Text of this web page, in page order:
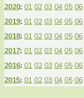
2020: 01 02 03 04 05 06
2019: 01 02 03 04 05 06
2018: 01 02 03 04 05 06
2017: 01 02 03 04 05 06
2016: 01 02 03 04 05 06
2015: 01 02 03 04 05 06